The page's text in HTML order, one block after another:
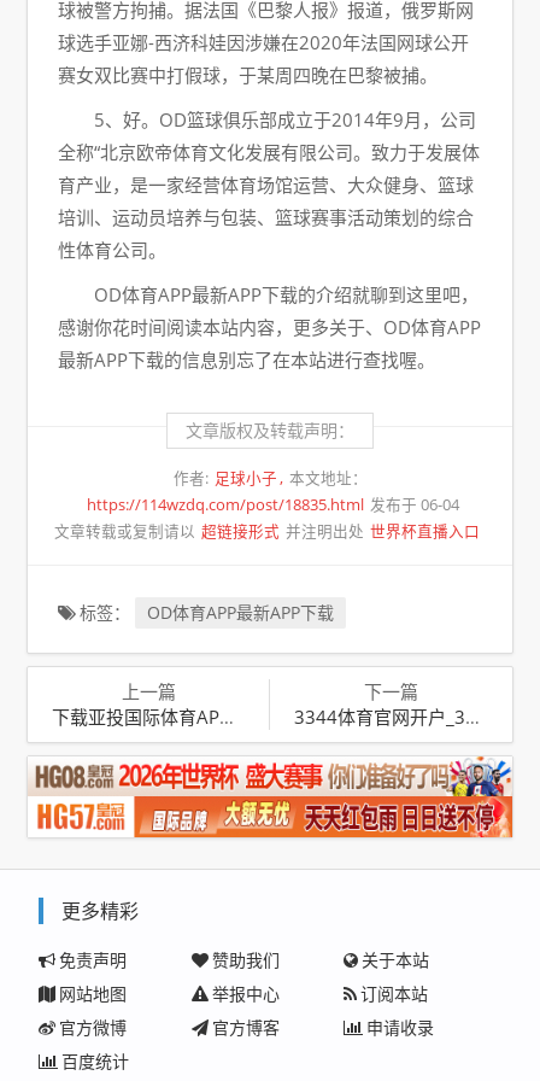
球被警方拘捕。据法国《巴黎人报》报道，俄罗斯网
球选手亚娜-西济科娃因涉嫌在2020年法国网球公开
赛女双比赛中打假球，于某周四晚在巴黎被捕。
5、好。OD篮球俱乐部成立于2014年9月，公司
全称“北京欧帝体育文化发展有限公司。致力于发展体
育产业，是一家经营体育场馆运营、大众健身、篮球
培训、运动员培养与包装、篮球赛事活动策划的综合
性体育公司。
OD体育APP最新APP下载的介绍就聊到这里吧，
感谢你花时间阅读本站内容，更多关于、OD体育APP
最新APP下载的信息别忘了在本站进行查找喔。
文章版权及转载声明：
作者: 足球小子
本文地址：
https://114wzdq.com/post/18835.html 发布于 06-04
文章转载或复制请以 超链接形式 并注明出处 世界杯直播入口
标签： OD体育APP最新APP下载
上一篇
下载亚投国际体育APP的网址_亚投国际投资
下一篇
3344体育官网开户_33446
更多精彩
免责声明 赞助我们
关于本站
网站地图
举报中心
订阅本站
官方微博
官方博客
申请收录
百度统计